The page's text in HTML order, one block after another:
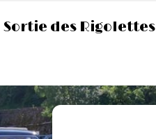
Sortie des Rigolettes